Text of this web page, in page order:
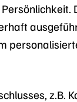
z.B.